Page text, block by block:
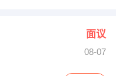
面议
08-07